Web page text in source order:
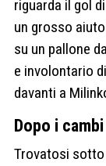
riguarda il gol
un grosso
su un pallone
e involontario
davanti a
Dopo i cambi
Trovatosi sotto